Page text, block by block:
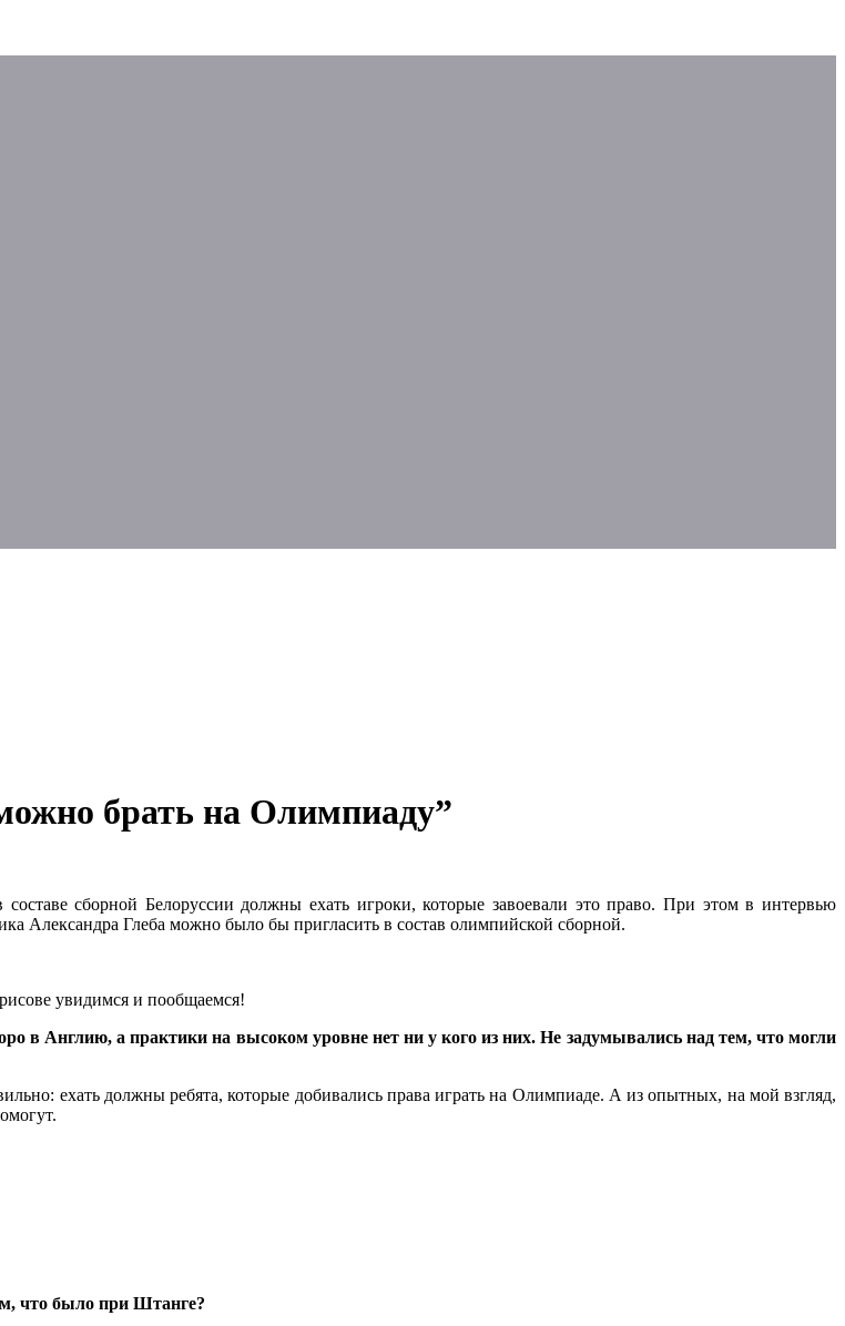
брать на Олимпиаду”
сборной Белоруссии должны ехать игроки, которые завоевали это право. При этом в интервью
Александра Глеба можно было бы пригласить в состав олимпийской сборной.
увидимся и пообщаемся!
в Англию, а практики на высоком уровне нет ни у кого из них. Не задумывались над тем, что могли
ехать должны ребята, которые добивались права играть на Олимпиаде. А из опытных, на мой взгляд,
что было при Штанге?